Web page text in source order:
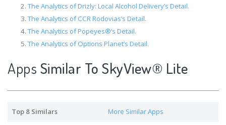
The Analytics of Drizly: Local Alcohol Delivery’s Detail.
The Analytics of CCR Rodovias’s Detail.
The Analytics of Popeyes®’s Detail.
The Analytics of Options Planet’s Detail.
Apps Similar To SkyView® Lite
Top 8 Similars More Similar Apps